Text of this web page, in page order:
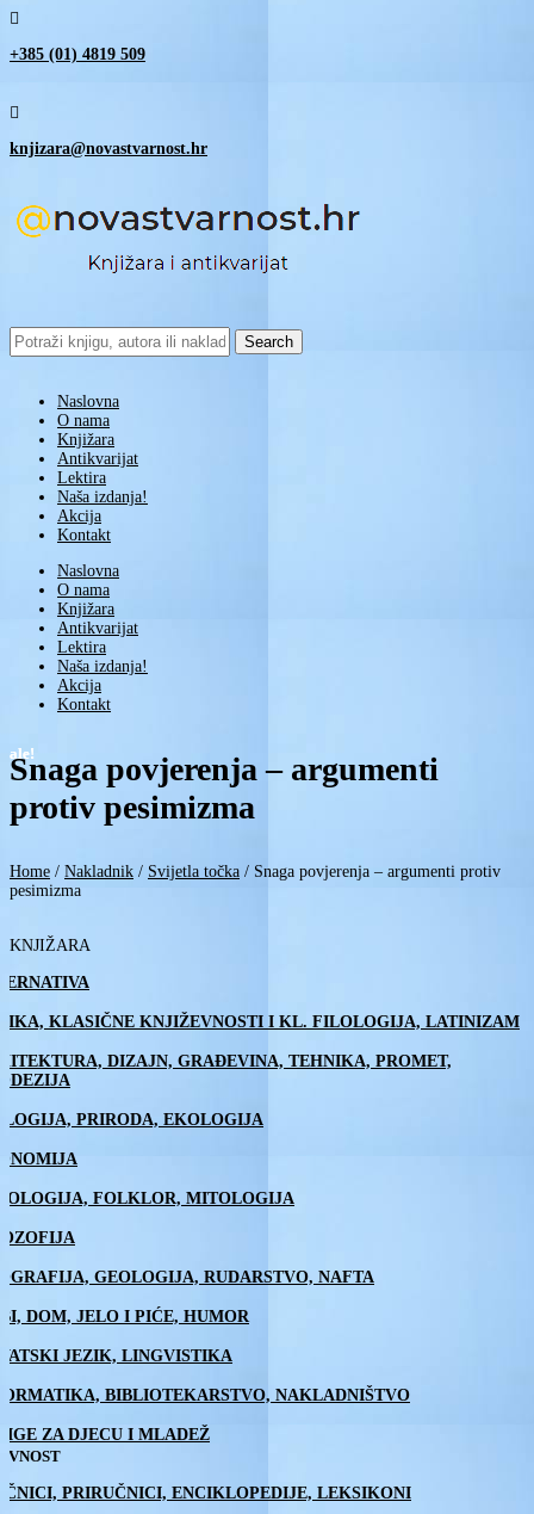

+385 (01) 4819 509

knjizara@novastvarnost.hr
Search
for:
Naslovna
O nama
Knjižara
Antikvarijat
Lektira
Naša izdanja!
Akcija
Kontakt
Naslovna
O nama
Knjižara
Antikvarijat
Lektira
Naša izdanja!
Akcija
Kontakt
Snaga povjerenja – argumenti
protiv pesimizma
Home / Nakladnik / Svijetla točka / Snaga povjerenja – argumenti protiv
pesimizma
KNJIŽARA
KLASIČNE KNJIŽEVNOSTI I KL. FILOLOGIJA, LATINIZAM
DIZAJN, GRAĐEVINA, TEHNIKA, PROMET,
PRIRODA, EKOLOGIJA
FOLKLOR, MITOLOGIJA
GEOLOGIJA, RUDARSTVO, NAFTA
DOM, JELO I PIĆE, HUMOR
JEZIK, LINGVISTIKA
BIBLIOTEKARSTVO, NAKLADNIŠTVO
ZA DJECU I MLADEŽ
PRIRUČNICI, ENCIKLOPEDIJE, LEKSIKONI
Sale!
Sale!